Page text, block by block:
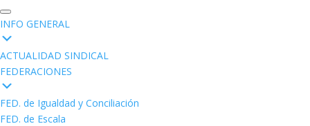
INFO GENERAL
ACTUALIDAD SINDICAL
FEDERACIONES
FED. de Igualdad y Conciliación
FED. de Escala